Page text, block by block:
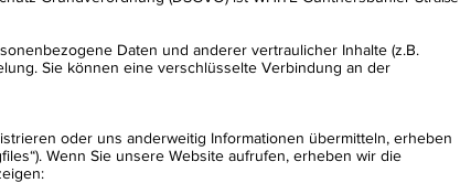
Daten und anderer vertraulicher Inhalte (z.B.
Sie können eine verschlüsselte Verbindung an der
oder uns anderweitig Informationen übermitteln, erheben
Wenn Sie unsere Website aufrufen, erheben wir die